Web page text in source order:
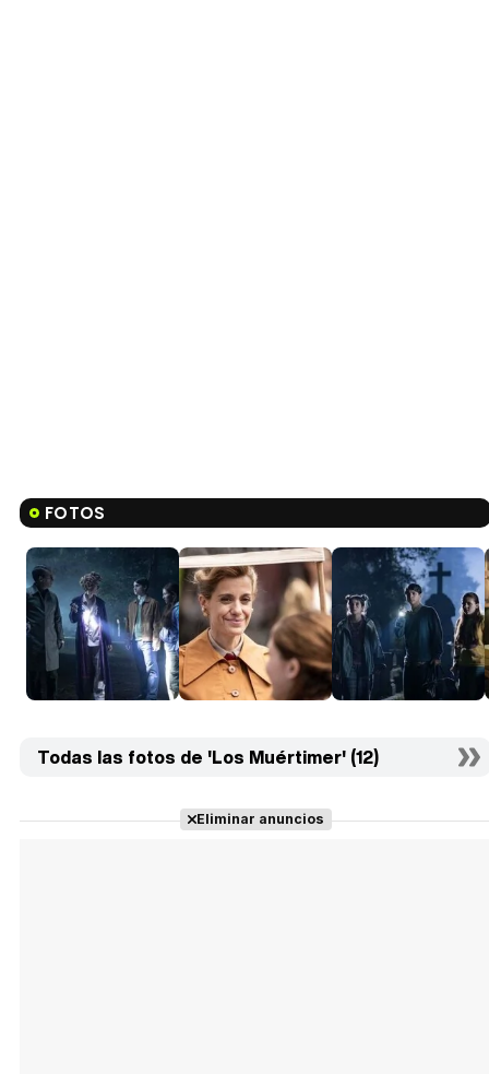
FOTOS
Todas las fotos de 'Los Muértimer' (12)
Eliminar anuncios